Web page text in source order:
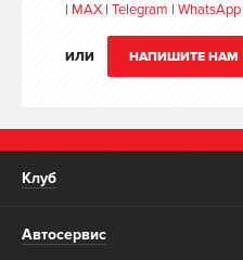
| MAX | Telegram | WhatsApp
ИЛИ НАПИШИТЕ НАМ
Клуб
Автосервис